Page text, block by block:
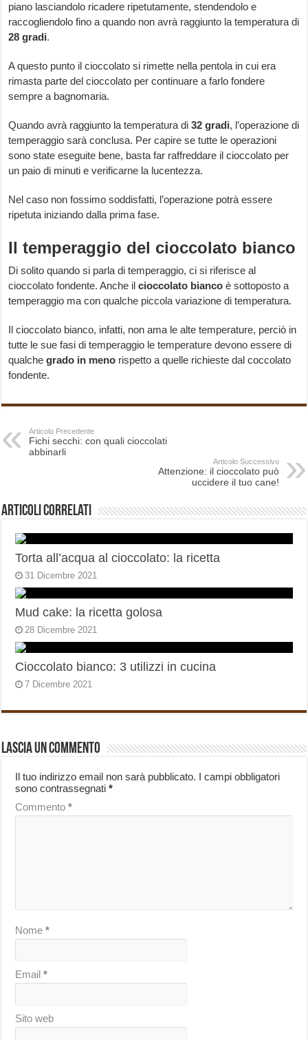
piano lasciandolo ricadere ripetutamente, stendendolo e
raccogliendolo fino a quando non avrà raggiunto la temperatura di
28 gradi.
A questo punto il cioccolato si rimette nella pentola in cui era
rimasta parte del cioccolato per continuare a farlo fondere
sempre a bagnomaria.
Quando avrà raggiunto la temperatura di32 gradi, l’operazione di
temperaggio sarà conclusa. Per capire se tutte le operazioni
sono state eseguite bene, basta far raffreddare il cioccolato per
un paio di minuti e verificarne la lucentezza.
Nel caso non fossimo soddisfatti, l’operazione potrà essere
ripetuta iniziando dalla prima fase.
Il temperaggio del cioccolato bianco
Di solito quando si parla di temperaggio, ci si riferisce al
cioccolato fondente. Anche ilcioccolato bianco è sottoposto a
temperaggio ma con qualche piccola variazione di temperatura.
Il cioccolato bianco, infatti, non ama le alte temperature, perciò in
tutte le sue fasi di temperaggio le temperature devono essere di
qualchegrado in meno rispetto a quelle richieste dal coccolato
fondente.
Articolo Precedente
Fichi secchi: con quali cioccolati
abbinarli
Articolo Successivo
Attenzione: il cioccolato può
uccidere il tuo cane!
Articoli correlati
Torta all’acqua al cioccolato: la ricetta
31 Dicembre 2021
Mud cake: la ricetta golosa
28 Dicembre 2021
Cioccolato bianco: 3 utilizzi in cucina
7 Dicembre 2021
Lascia un commento
Il tuo indirizzo email non sarà pubblicato. I campi obbligatori
sono contrassegnati*
Commento*
Nome*
Email*
Sito web